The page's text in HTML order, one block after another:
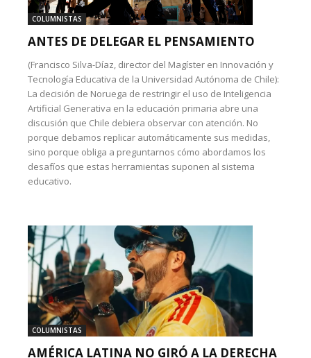
COLUMNISTAS
ANTES DE DELEGAR EL PENSAMIENTO
(Francisco Silva-Díaz, director del Magíster en Innovación y
Tecnología Educativa de la Universidad Autónoma de Chile):
La decisión de Noruega de restringir el uso de Inteligencia
Artificial Generativa en la educación primaria abre una
discusión que Chile debiera observar con atención. No
porque debamos replicar automáticamente sus medidas,
sino porque obliga a preguntarnos cómo abordamos los
desafíos que estas herramientas suponen al sistema
educativo.
COLUMNISTAS
AMÉRICA LATINA NO GIRÓ A LA DERECHA